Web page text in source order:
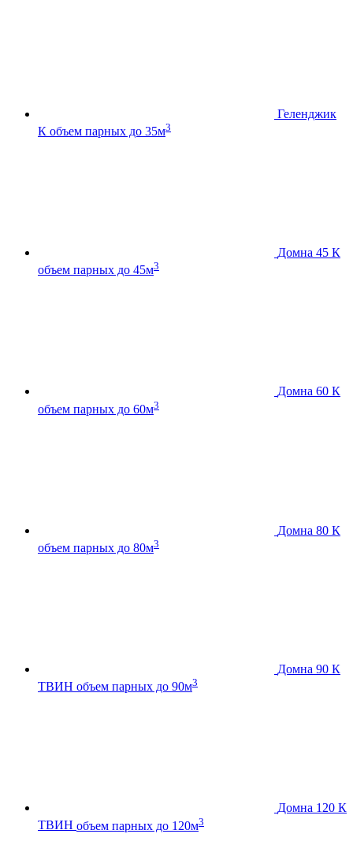
Геленджик
К объем парных до 35м3
Домна 45 К
объем парных до 45м3
Домна 60 К
объем парных до 60м3
Домна 80 К
объем парных до 80м3
Домна 90 К
ТВИН объем парных до 90м3
Домна 120 К
ТВИН объем парных до 120м3